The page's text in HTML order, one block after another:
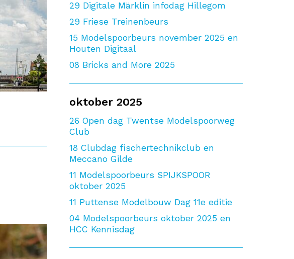
29 Digitale Märklin infodag Hillegom
29 Friese Treinenbeurs
15 Modelspoorbeurs november 2025 en
Houten Digitaal
08 Bricks and More 2025
oktober 2025
26 Open dag Twentse Modelspoorweg
Club
18 Clubdag fischertechnikclub en
Meccano Gilde
11 Modelspoorbeurs SPIJKSPOOR
oktober 2025
11 Puttense Modelbouw Dag 11e editie
04 Modelspoorbeurs oktober 2025 en
HCC Kennisdag